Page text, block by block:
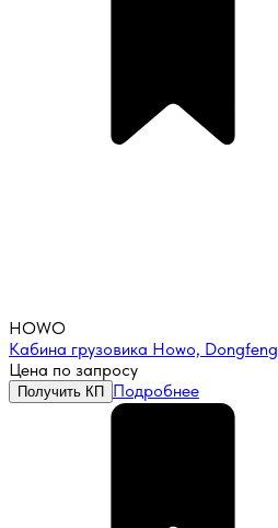
HOWO
Кабина грузовика Howo, Dongfeng
Цена по запросу
Получить КП Подробнее